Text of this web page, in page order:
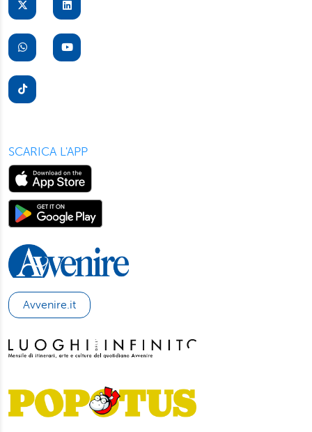
suo dispositivo. Potrà modificare in ogni momento le sue
presente in ogni pagina del nostro sito. Per maggior
informazioni sul trattamento dei suoi dati visiti la nostra
informativa privacy
SCARICA L'APP
Avvenire.it